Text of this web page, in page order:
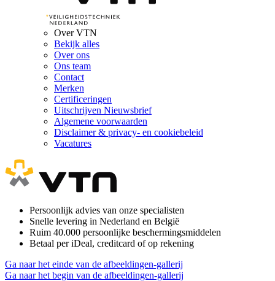
Over VTN
Bekijk alles
Over ons
Ons team
Contact
Merken
Certificeringen
Uitschrijven Nieuwsbrief
Algemene voorwaarden
Disclaimer & privacy- en cookiebeleid
Vacatures
Persoonlijk advies van onze specialisten
Snelle levering in Nederland en België
Ruim 40.000 persoonlijke beschermingsmiddelen
Betaal per iDeal, creditcard of op rekening
Ga naar het einde van de afbeeldingen-gallerij
Ga naar het begin van de afbeeldingen-gallerij